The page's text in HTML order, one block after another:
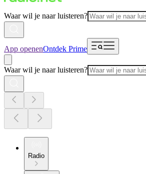
Waar wil je naar luisteren?
App openenOntdek Prime
Waar wil je naar luisteren?
Radio